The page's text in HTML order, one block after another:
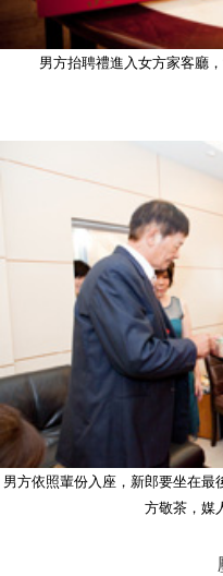
男方抬聘禮進入女方家客廳
男方依照輩份入座，新郎要坐在
方敬茶，媒